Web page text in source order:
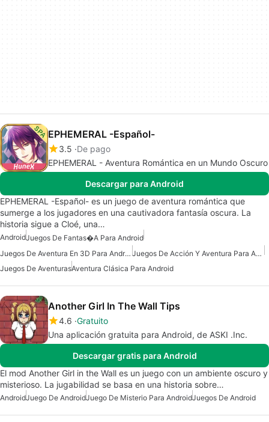
EPHEMERAL -Español-
3.5 De pago
EPHEMERAL - Aventura Romántica en un Mundo Oscuro
Descargar para Android
EPHEMERAL -Español- es un juego de aventura romántica que
sumerge a los jugadores en una cautivadora fantasía oscura. La
historia sigue a Cloé, una…
AndroidJuegos De Fantas�a Para Android
Juegos De Aventura En 3D Para Android
Juegos De Acción Y Aventura Para Android
Juegos De AventurasAventura Clásica Para Android
Another Girl In The Wall Tips
4.6 Gratuito
Una aplicación gratuita para Android, de ASKI .Inc.
Descargar gratis para Android
El mod Another Girl in the Wall es un juego con un ambiente oscuro y
misterioso. La jugabilidad se basa en una historia sobre…
AndroidJuego De AndroidJuego De Misterio Para AndroidJuegos De Android